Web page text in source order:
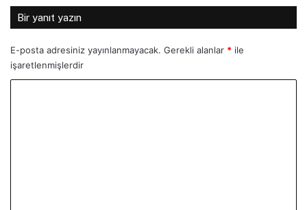
Bir yanıt yazın
E-posta adresiniz yayınlanmayacak. Gerekli alanlar * ile
işaretlenmişlerdir